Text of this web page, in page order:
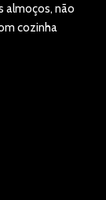
almoços, não
cozinha